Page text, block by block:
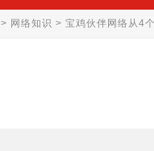
> 网络知识 > 宝鸡伙伴网络从4